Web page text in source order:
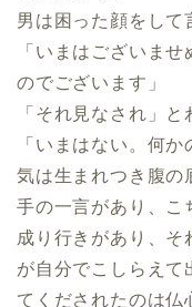
男は困った顔をして
「いまはございま
のでございます」
「それ見なされ」と
「いまはない。何
気は生まれつき腹の
手の一言があり、こ
成り行きがあり、そ
が自分でこしらえて
てくだされたのは仏